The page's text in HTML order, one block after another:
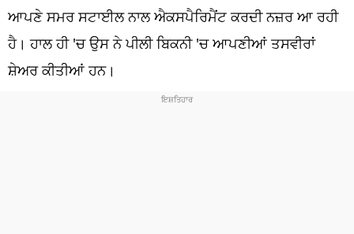
ਦੇਸ਼
ਲਾਈਫ ਸਟਾਈਲ
ਆਪਣੇ ਸਮਰ ਸਟਾਈਲ ਨਾਲ ਐਕਸਪੈਰਿਮੈਂਟ ਕਰਦੀ ਨਜ਼ਰ ਆ ਰਹੀ
ਹੈ। ਹਾਲ ਹੀ 'ਚ ਉਸ ਨੇ ਪੀਲੀ ਬਿਕਨੀ 'ਚ ਆਪਣੀਆਂ ਤਸਵੀਰਾਂ
ਸ਼ੇਅਰ ਕੀਤੀਆਂ ਹਨ।